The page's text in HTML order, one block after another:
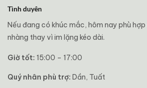
Tình duyên
Nếu đang có khúc mắc, hôm nay phù
nhàng thay vì im lặng kéo dài.
Giờ tốt: 15:00 – 17:00
Quý nhân phù trợ: Dần, Tuất